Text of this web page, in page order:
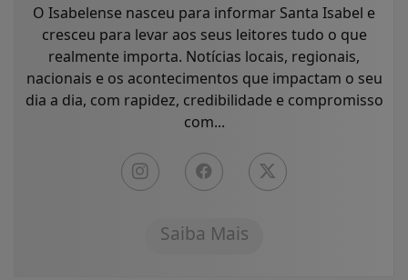
O Isabelense nasceu para informar Santa Isabel e
cresceu para levar aos seus leitores tudo o que
realmente importa. Notícias locais, regionais,
nacionais e os acontecimentos que impactam o seu
dia a dia, com rapidez, credibilidade e compromisso
com...
Saiba Mais